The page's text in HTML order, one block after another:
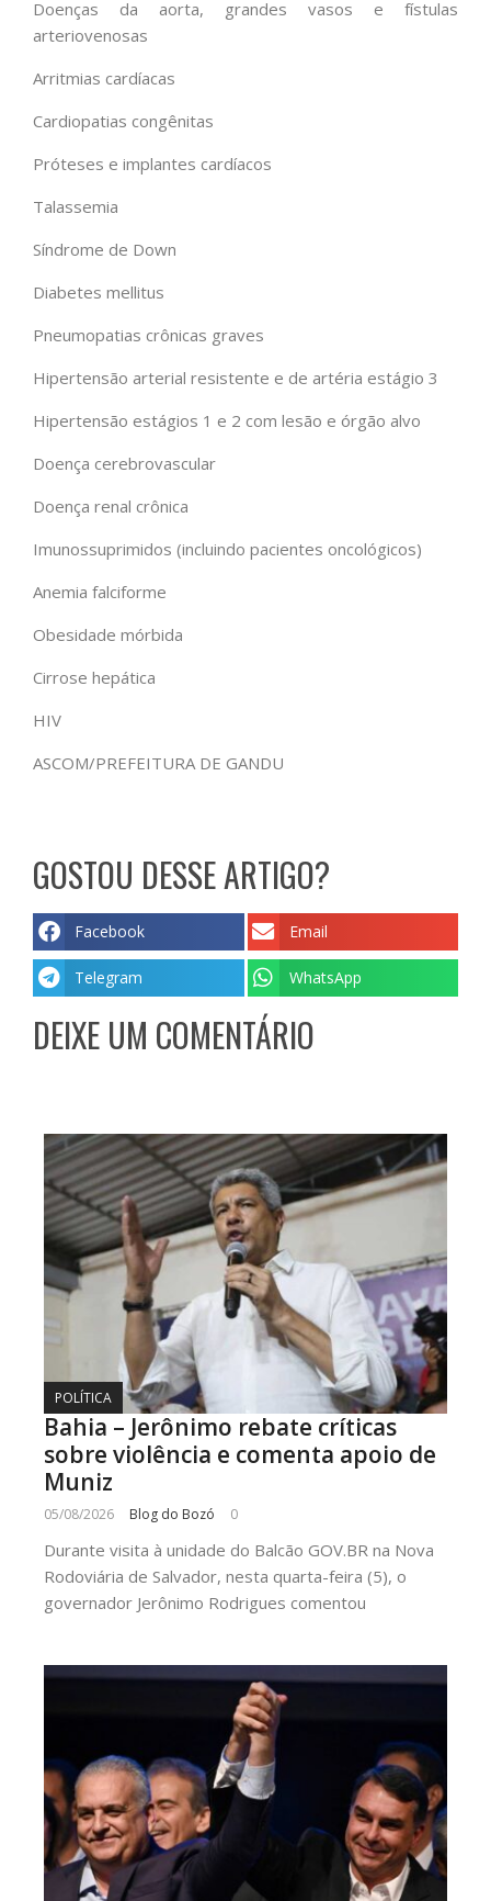
Doenças da aorta, grandes vasos e fístulas
arteriovenosas
Arritmias cardíacas
Cardiopatias congênitas
Próteses e implantes cardíacos
Talassemia
Síndrome de Down
Diabetes mellitus
Pneumopatias crônicas graves
Hipertensão arterial resistente e de artéria estágio 3
Hipertensão estágios 1 e 2 com lesão e órgão alvo
Doença cerebrovascular
Doença renal crônica
Imunossuprimidos (incluindo pacientes oncológicos)
Anemia falciforme
Obesidade mórbida
Cirrose hepática
HIV
ASCOM/PREFEITURA DE GANDU
GOSTOU DESSE ARTIGO?
Facebook Email
Telegram WhatsApp
DEIXE UM COMENTÁRIO
POLÍTICA
Bahia – Jerônimo rebate críticas
sobre violência e comenta apoio de
Muniz
05/08/2026 Blog do Bozó 0
Durante visita à unidade do Balcão GOV.BR na Nova
Rodoviária de Salvador, nesta quarta-feira (5), o
governador Jerônimo Rodrigues comentou